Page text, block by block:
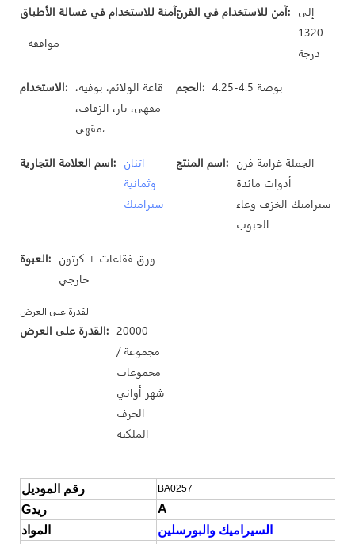
آمنة للاستخدام في غسالة الأطباق:
موافقة
آمن للاستخدام في الفرن: إلى
1320
درجة
الاستخدام: قاعة الولائم، بوفيه،
مقهى، بار، الزفاف،
مقهى،
الحجم: 4.25-4.5 بوصة
اسم العلامة التجارية: اثنان
وثمانية
سيراميك
اسم المنتج: الجملة غرامة فرن
أدوات مائدة
سيراميك الخزف وعاء
الحبوب
العبوة: ورق فقاعات + كرتون
خارجي
القدرة على العرض
القدرة على العرض: 20000
مجموعة /
مجموعات
شهر أواني
الخزف
الملكية
رقم الموديل BA0257
Gريد
A
المواد